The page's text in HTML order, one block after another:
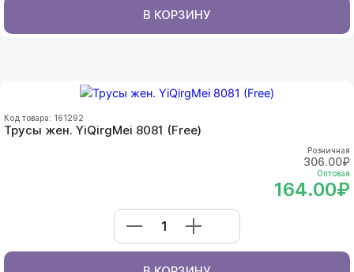
В КОРЗИНУ
Код товара: 161292
Трусы жен. YiQirgMei 8081 (Free)
Оптовая
164.00₽
Розничная
306.00₽